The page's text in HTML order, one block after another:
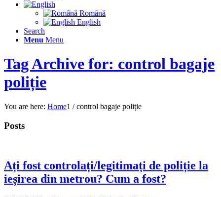
Română
English
Search
Menu Menu
Tag Archive for: control bagaje
poliție
You are here: Home1 / control bagaje poliție
Posts
Ați fost controlați/legitimați de poliție la
ieșirea din metrou? Cum a fost?